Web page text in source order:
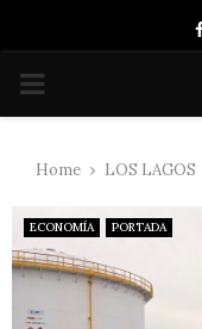
PRIMARY
Home LOS LAGOS
ECONOMÍA PORTADA